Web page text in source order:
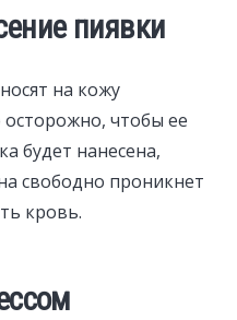
пиявки
на кожу
чтобы ее
будет нанесена,
свободно проникнет
кровь.